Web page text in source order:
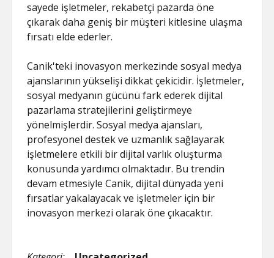
sayede işletmeler, rekabetçi pazarda öne
çıkarak daha geniş bir müşteri kitlesine ulaşma
fırsatı elde ederler.
Canik'teki inovasyon merkezinde sosyal medya
ajanslarının yükselişi dikkat çekicidir. İşletmeler,
sosyal medyanın gücünü fark ederek dijital
pazarlama stratejilerini geliştirmeye
yönelmişlerdir. Sosyal medya ajansları,
profesyonel destek ve uzmanlık sağlayarak
işletmelere etkili bir dijital varlık oluşturma
konusunda yardımcı olmaktadır. Bu trendin
devam etmesiyle Canik, dijital dünyada yeni
fırsatlar yakalayacak ve işletmeler için bir
inovasyon merkezi olarak öne çıkacaktır.